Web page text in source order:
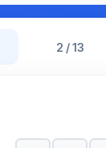
2 / 13